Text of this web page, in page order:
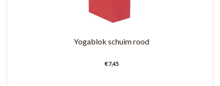
Yogablok schuim rood
€ 7,45